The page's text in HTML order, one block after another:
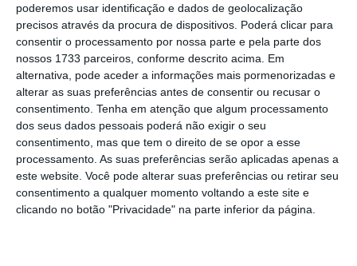
poderemos usar identificação e dados de geolocalização
precisos através da procura de dispositivos. Poderá clicar para
consentir o processamento por nossa parte e pela parte dos
nossos 1733 parceiros, conforme descrito acima. Em
alternativa, pode aceder a informações mais pormenorizadas e
alterar as suas preferências antes de consentir ou recusar o
consentimento. Tenha em atenção que algum processamento
dos seus dados pessoais poderá não exigir o seu
consentimento, mas que tem o direito de se opor a esse
processamento. As suas preferências serão aplicadas apenas a
este website. Você pode alterar suas preferências ou retirar seu
consentimento a qualquer momento voltando a este site e
clicando no botão "Privacidade" na parte inferior da página.
Recuo das taxas afeta
reembolsos de 2020. O que
esperar?
8 de 8
Descontar menos para o IRS todos os meses não
significa que os portugueses vão pagar menos ou
mais impostos . Isto porque o aumento do
rendimento líquido mensal terá como
contrapartida, em 2020, a redução do reembolso ou
o agravamento do valor devido ao Fisco, caso o